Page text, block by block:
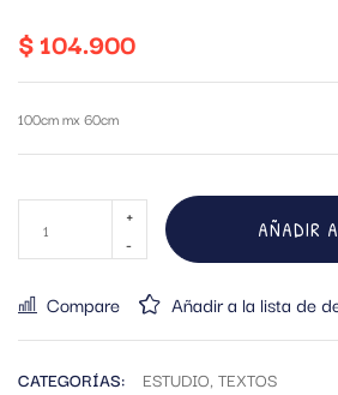
$104.900
100cm mx 60cm
AÑADIR
Compare Añadir a la lista de
CATEGORÍAS: ESTUDIO, TEXTOS